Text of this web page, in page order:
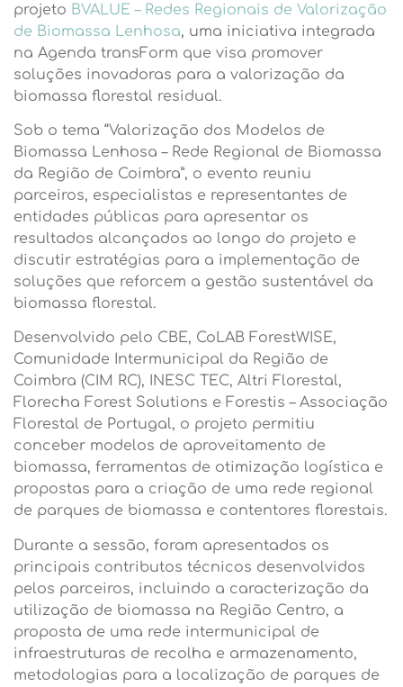
projeto BVALUE – Redes Regionais de Valorização
de Biomassa Lenhosa, uma iniciativa integrada
na Agenda transForm que visa promover
soluções inovadoras para a valorização da
biomassa florestal residual.
Sob o tema “Valorização dos Modelos de
Biomassa Lenhosa – Rede Regional de Biomassa
da Região de Coimbra”, o evento reuniu
parceiros, especialistas e representantes de
entidades públicas para apresentar os
resultados alcançados ao longo do projeto e
discutir estratégias para a implementação de
soluções que reforcem a gestão sustentável da
biomassa florestal.
Desenvolvido pelo CBE, CoLAB ForestWISE,
Comunidade Intermunicipal da Região de
Coimbra (CIM RC), INESC TEC, Altri Florestal,
Florecha Forest Solutions e Forestis – Associação
Florestal de Portugal, o projeto permitiu
conceber modelos de aproveitamento de
biomassa, ferramentas de otimização logística e
propostas para a criação de uma rede regional
de parques de biomassa e contentores florestais.
Durante a sessão, foram apresentados os
principais contributos técnicos desenvolvidos
pelos parceiros, incluindo a caracterização da
utilização de biomassa na Região Centro, a
proposta de uma rede intermunicipal de
infraestruturas de recolha e armazenamento,
metodologias para a localização de parques de